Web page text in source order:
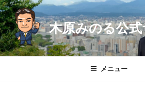
コ
ン
テ
ン
ツ
木原みのる公
メニュー